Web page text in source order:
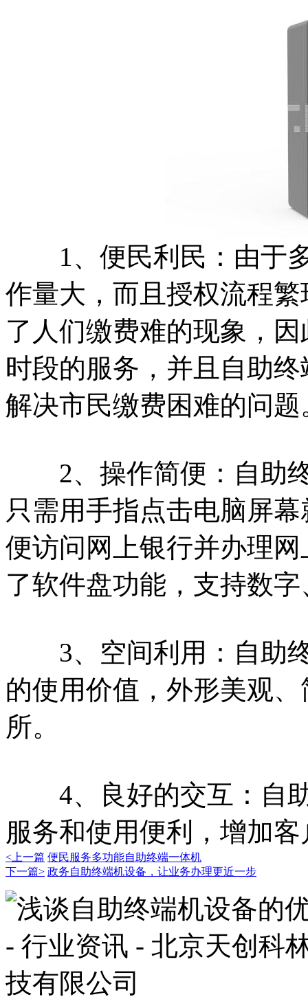
1、便民利民：由于多
作量大，而且授权流程
了人们缴费难的现象，
时段的服务，并且自助
解决市民缴费困难的问题
2、操作简便：自助终
只需用手指点击电脑屏
便访问网上银行并办理
了软件盘功能，支持数
3、空间利用：自助终
的使用价值，外形美观
所。
4、良好的交互：自助
服务和使用便利，增加
<上一篇 便民服务多功能自助终端一体机
下一篇> 政务自助终端机设备，让业务办理更近一步